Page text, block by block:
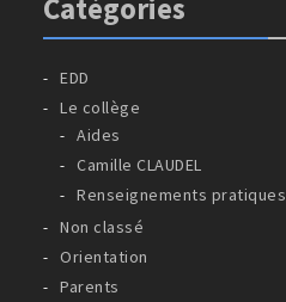
Catégories
EDD
Le collège
Aides
Camille CLAUDEL
Renseignements pratiques
Non classé
Orientation
Parents